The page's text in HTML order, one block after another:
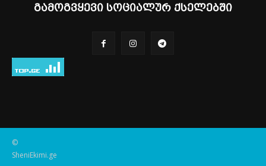
გამოგვყევი სოციალურ ქსელებში
©
SheniEkimi.ge